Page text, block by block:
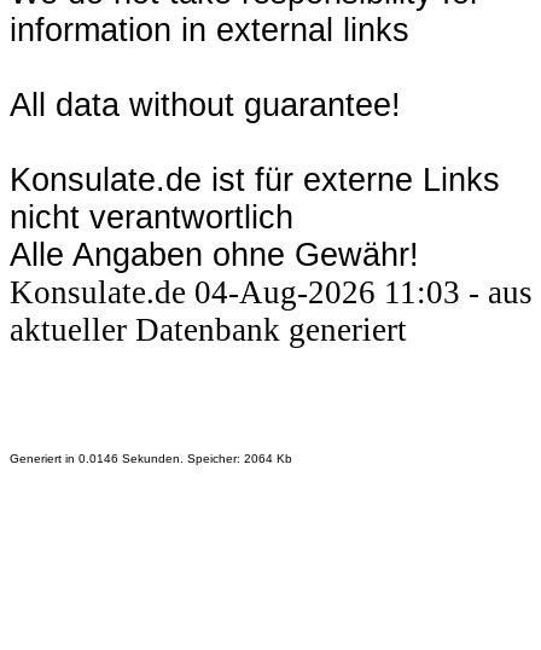
information in external links
All data without guarantee!
Konsulate.de ist für externe Links
nicht verantwortlich
Alle Angaben ohne Gewähr!
Konsulate.de 04-Aug-2026 11:03 - aus
aktueller Datenbank generiert
Generiert in 0.0146 Sekunden. Speicher: 2064 Kb